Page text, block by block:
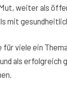
Mut, weiter als
mit
viele ein
als erfolgreich